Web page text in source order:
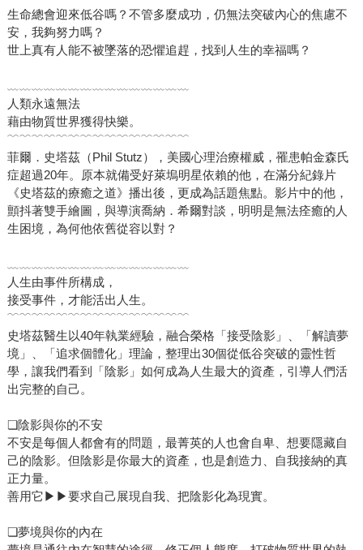
生命總會迎來低谷嗎？不管多麼成功，仍無法突破內心的焦慮不
安，我夠努力嗎？
世上真有人能不被墜落的恐懼追趕，找到人生的幸福嗎？
﹏﹏﹏﹏﹏﹏﹏﹏﹏﹏﹏﹏﹏﹏﹏
人類永遠無法
藉由物質世界獲得快樂。
﹋﹋﹋﹋﹋﹋﹋﹋﹋﹋﹋﹋﹋﹋﹋
菲爾．史塔茲（Phil Stutz），美國心理治療權威，罹患帕金森氏
症超過20年。原本就備受好萊塢明星依賴的他，在滿分紀錄片
《史塔茲的療癒之道》播出後，更成為話題焦點。影片中的他，
顫抖著雙手繪圖，與導演喬納．希爾對談，明明是無法痊癒的人
生困境，為何他依舊從容以對？
﹏﹏﹏﹏﹏﹏﹏﹏﹏﹏﹏﹏﹏﹏﹏
人生由事件所構成，
接受事件，才能活出人生。
﹋﹋﹋﹋﹋﹋﹋﹋﹋﹋﹋﹋﹋﹋﹋
史塔茲醫生以40年執業經驗，融合榮格「接受陰影」、「解讀夢
境」、「追求個體化」理論，整理出30個從低谷突破的靈性哲
學，讓我們看到「陰影」如何成為人生最大的資產，引導人們活
出完整的自己。
❏陰影與你的不安
不安是每個人都會有的問題，最菁英的人也會自卑、想要隱藏自
己的陰影。但陰影是你最大的資產，也是創造力、自我接納的真
正力量。
善用它▶▶要求自己展現自我、把陰影化為現實。
❏夢境與你的內在